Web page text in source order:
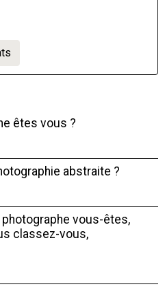
êtes vous ?
abstraite ?
vous-êtes,
classez-vous,